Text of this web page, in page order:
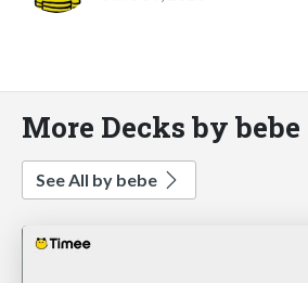
More Decks by bebe
See All by bebe